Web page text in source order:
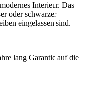
Interieur. Das
oder schwarzer
eingelassen sind.
lang Garantie auf die